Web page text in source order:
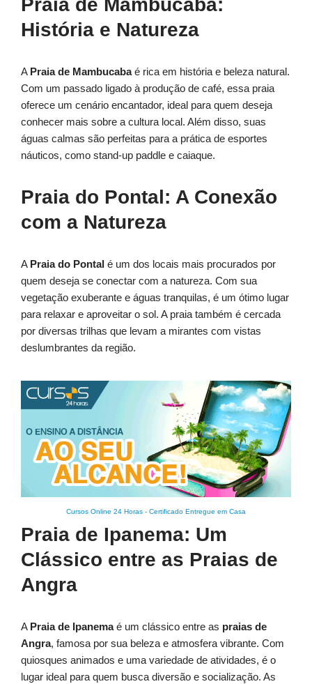
Praia de Mambucaba:
História e Natureza
A Praia de Mambucabaé rica em história e beleza natural.
Com um passado ligado à produção de café, essa praia
oferece um cenário encantador, ideal para quem deseja
conhecer mais sobre a cultura local. Além disso, suas
águas calmas são perfeitas para a prática de esportes
náuticos, como stand-up paddle e caiaque.
Praia do Pontal: A Conexão
com a Natureza
A Praia do Pontal é um dos locais mais procurados por
quem deseja se conectar com a natureza. Com sua
vegetação exuberante e águas tranquilas, é um ótimo lugar
para relaxar e aproveitar o sol. A praia também é cercada
por diversas trilhas que levam a mirantes com vistas
deslumbrantes da região.
Cursos Online 24 Horas - Certificado Entregue em Casa
Praia de Ipanema: Um
Clássico entre as Praias de
Angra
A Praia de Ipanemaé um clássico entre as praias de
Angra, famosa por sua beleza e atmosfera vibrante. Com
quiosques animados e uma variedade de atividades, é o
lugar ideal para quem busca diversão e socialização. As